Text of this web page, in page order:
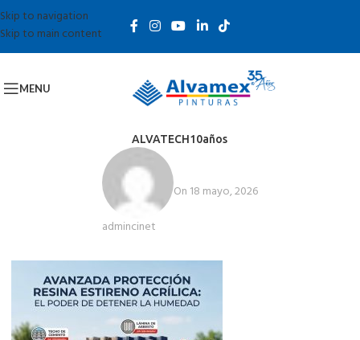
Skip to navigation
Skip to main content
MENU
ALVATECH10años
admincinet
On 18 mayo, 2026